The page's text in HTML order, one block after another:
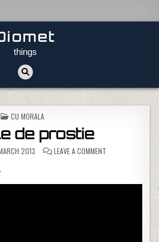
things
POSTED IN
CU MORALA
de prostie
2013 LEAVE A COMMENT